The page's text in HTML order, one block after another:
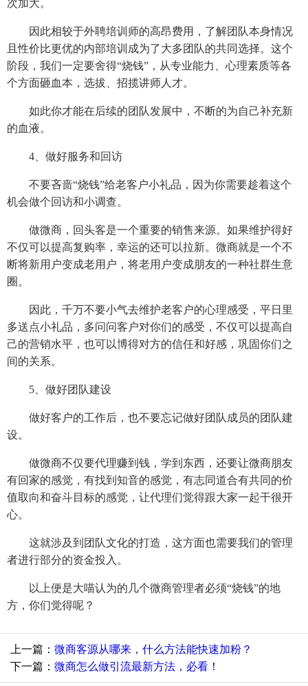
次加大。
因此相较于外聘培训师的高昂费用，了解团队本身情况
且性价比更优的内部培训成为了大多团队的共同选择。这个
阶段，我们一定要舍得“烧钱”，从专业能力、心理素质等各
个方面砸血本，选拔、招揽讲师人才。
如此你才能在后续的团队发展中，不断的为自己补充新
的血液。
4、做好服务和回访
不要吝啬“烧钱”给老客户小礼品，因为你需要趁着这个
机会做个回访和小调查。
做微商，回头客是一个重要的销售来源。如果维护得好
不仅可以提高复购率，幸运的还可以拉新。微商就是一个不
断将新用户变成老用户，将老用户变成朋友的一种社群生意
圈。
因此，千万不要小气去维护老客户的心理感受，平日里
多送点小礼品，多问问客户对你们的感受，不仅可以提高自
己的营销水平，也可以博得对方的信任和好感，巩固你们之
间的关系。
5、做好团队建设
做好客户的工作后，也不要忘记做好团队成员的团队建
设。
做微商不仅要代理赚到钱，学到东西，还要让微商朋友
有回家的感觉，有找到知音的感觉，有志同道合有共同的价
值取向和奋斗目标的感觉，让代理们觉得跟大家一起干很开
心。
这就涉及到团队文化的打造，这方面也需要我们的管理
者进行部分的资金投入。
以上便是大喵认为的几个微商管理者必须“烧钱”的地
方，你们觉得呢？
上一篇： 微商客源从哪来，什么方法能快速加粉？
下一篇： 微商怎么做引流最新方法，必看！